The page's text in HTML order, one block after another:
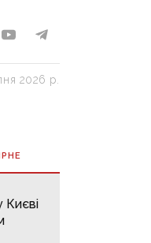
2026 р.
Києві